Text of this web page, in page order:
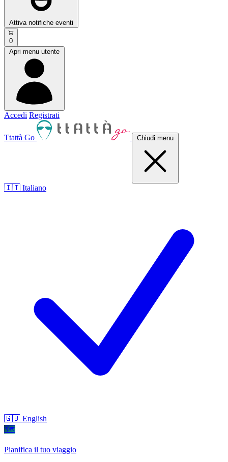
Attiva notifiche eventi
0
Apri menu utente
Accedi Registrati
Ttattà Go Chiudi menu
🇮🇹 Italiano
🇬🇧 English
🗺
Pianifica il tuo viaggio